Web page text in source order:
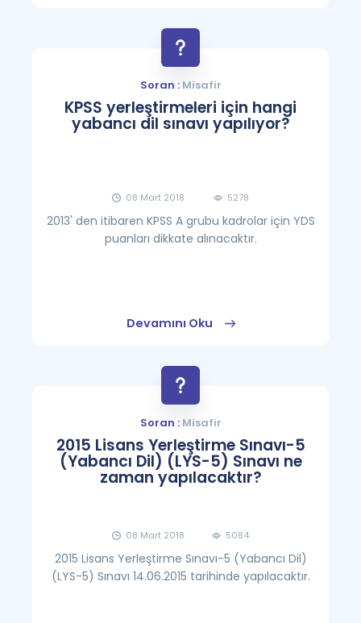
Soran :Misafir
KPSS yerleştirmeleri için hangi
yabancı dil sınavı yapılıyor?
08 Mart 2018 5278
2013' den itibaren KPSS A grubu kadrolar için YDS
puanları dikkate alınacaktır.
Devamını Oku
Soran :Misafir
2015 Lisans Yerleştirme Sınavı-5
(Yabancı Dil) (LYS-5) Sınavı ne
zaman yapılacaktır?
08 Mart 2018 5084
2015 Lisans Yerleştirme Sınavı-5 (Yabancı Dil)
(LYS-5) Sınavı 14.06.2015 tarihinde yapılacaktır.